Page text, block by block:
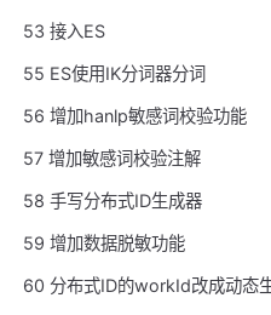
53 接入ES
55 ES使用IK分词器分词
56 增加hanlp敏感词校验功能
57 增加敏感词校验注解
58 手写分布式ID生成器
59 增加数据脱敏功能
60 分布式ID的workId改成动态